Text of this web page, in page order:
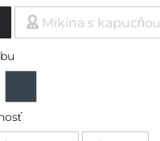
Mikina s kapucňou